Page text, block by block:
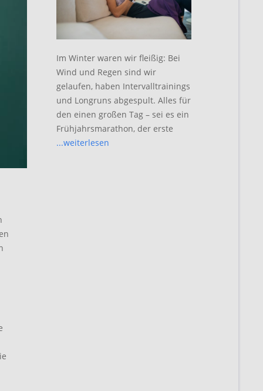
Im Winter waren wir fleißig: Bei
Wind und Regen sind wir
gelaufen, haben Intervalltrainings
und Longruns abgespult. Alles für
den einen großen Tag – sei es ein
Frühjahrsmarathon, der erste
...weiterlesen